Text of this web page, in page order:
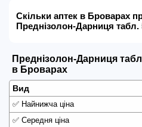
Скільки аптек в Броварах
Преднізолон-Дарниця
Преднізолон-Дарниця
в Броварах
Вид
✅ Найнижча ціна
✅ Середня ціна